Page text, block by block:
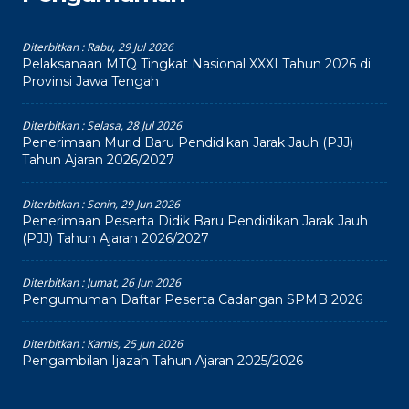
Diterbitkan :Rabu, 29 Jul 2026
Pelaksanaan MTQ Tingkat Nasional XXXI Tahun 2026 di
Provinsi Jawa Tengah
Diterbitkan :Selasa, 28 Jul 2026
Penerimaan Murid Baru Pendidikan Jarak Jauh (PJJ)
Tahun Ajaran 2026/2027
Diterbitkan :Senin, 29 Jun 2026
Penerimaan Peserta Didik Baru Pendidikan Jarak Jauh
(PJJ) Tahun Ajaran 2026/2027
Diterbitkan :Jumat, 26 Jun 2026
Pengumuman Daftar Peserta Cadangan SPMB 2026
Diterbitkan :Kamis, 25 Jun 2026
Pengambilan Ijazah Tahun Ajaran 2025/2026